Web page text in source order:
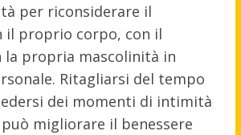
per riconsiderare il
il proprio corpo, con il
la propria mascolinità in
Ritagliarsi del tempo
dei momenti di intimità
migliorare il benessere